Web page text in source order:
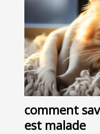
comment
est malade